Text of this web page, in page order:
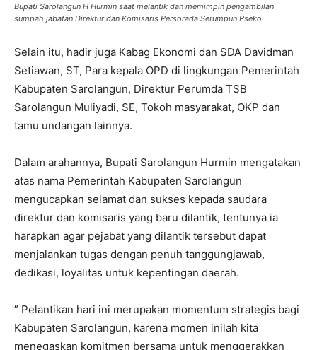
Bupati Sarolangun H Hurmin saat melantik dan memimpin pengambilan
sumpah jabatan Direktur dan Komisaris Persorada Serumpun Pseko
Selain itu, hadir juga Kabag Ekonomi dan SDA Davidman
Setiawan, ST, Para kepala OPD di lingkungan Pemerintah
Kabupaten Sarolangun, Direktur Perumda TSB
Sarolangun Muliyadi, SE, Tokoh masyarakat, OKP dan
tamu undangan lainnya.
Dalam arahannya, Bupati Sarolangun Hurmin mengatakan
atas nama Pemerintah Kabupaten Sarolangun
mengucapkan selamat dan sukses kepada saudara
direktur dan komisaris yang baru dilantik, tentunya ia
harapkan agar pejabat yang dilantik tersebut dapat
menjalankan tugas dengan penuh tanggungjawab,
dedikasi, loyalitas untuk kepentingan daerah.
” Pelantikan hari ini merupakan momentum strategis bagi
Kabupaten Sarolangun, karena momen inilah kita
menegaskan komitmen bersama untuk menggerakkan